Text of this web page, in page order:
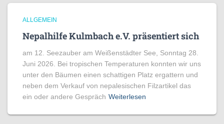
ALLGEMEIN
Nepalhilfe Kulmbach e.V. präsentiert sich
am 12. Seezauber am Weißenstädter See, Sonntag 28.
Juni 2026. Bei tropischen Temperaturen konnten wir uns
unter den Bäumen einen schattigen Platz ergattern und
neben dem Verkauf von nepalesischen Filzartikel das
ein oder andere Gespräch Weiterlesen